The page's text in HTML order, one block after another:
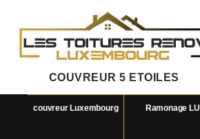
COUVREUR 5 ETOILES
couvreur Luxembourg Ramonage LU